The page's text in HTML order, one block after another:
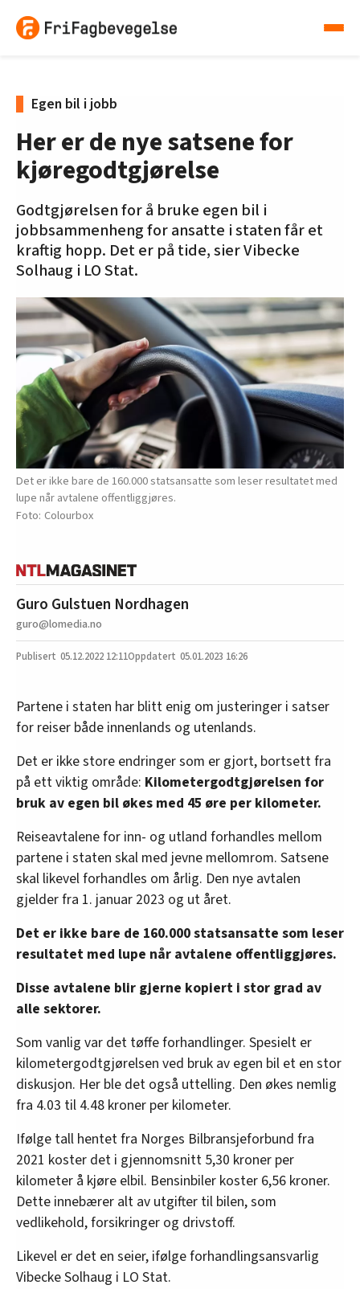
Egen bil i jobb
Her er de nye satsene for
kjøregodtgjørelse
Godtgjørelsen for å bruke egen bil i
jobbsammenheng for ansatte i staten får et
kraftig hopp. Det er på tide, sier Vibecke
Solhaug i LO Stat.
Det er ikke bare de 160.000 statsansatte som leser resultatet med
lupe når avtalene offentliggjøres.
Colourbox
Guro Gulstuen Nordhagen
guro@lomedia.no
05.12.2022 12:11 05.01.2023 16:26
Partene i staten har blitt enig om justeringer i satser
for reiser både innenlands og utenlands.
Det er ikke store endringer som er gjort, bortsett fra
på ett viktig område: Kilometergodtgjørelsen for
bruk av egen bil økes med 45 øre per kilometer.
Reiseavtalene for inn- og utland forhandles mellom
partene i staten skal med jevne mellomrom. Satsene
skal likevel forhandles om årlig. Den nye avtalen
gjelder fra 1. januar 2023 og ut året.
Det er ikke bare de 160.000 statsansatte som leser
resultatet med lupe når avtalene offentliggjøres.
Disse avtalene blir gjerne kopiert i stor grad av
alle sektorer.
Som vanlig var det tøffe forhandlinger. Spesielt er
kilometergodtgjørelsen ved bruk av egen bil et en stor
diskusjon. Her ble det også uttelling. Den økes nemlig
fra 4.03 til 4.48 kroner per kilometer.
Ifølge tall hentet fra Norges Bilbransjeforbund fra
2021 koster det i gjennomsnitt 5,30 kroner per
kilometer å kjøre elbil. Bensinbiler koster 6,56 kroner.
Dette innebærer alt av utgifter til bilen, som
vedlikehold, forsikringer og drivstoff.
Likevel er det en seier, ifølge forhandlingsansvarlig
Vibecke Solhaug i LO Stat.